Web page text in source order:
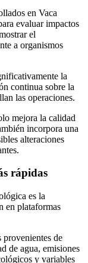
en Vaca
evaluar impactos
el
a organismos
la
continua sobre la
las operaciones.
mejora la calidad
incorpora una
alteraciones
rápidas
es la
en plataformas
provenientes de
de agua, emisiones
y variables